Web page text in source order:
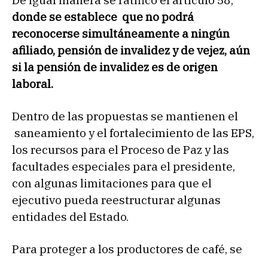
donde se establece que no podrá
reconocerse simultáneamente a ningún
afiliado, pensión de invalidez y de vejez, aún
si la pensión de invalidez es de origen
laboral.
Dentro de las propuestas se mantienen el
saneamiento y el fortalecimiento de las EPS,
los recursos para el Proceso de Paz y las
facultades especiales para el presidente,
con algunas limitaciones para que el
ejecutivo pueda reestructurar algunas
entidades del Estado.
Para proteger a los productores de café, se